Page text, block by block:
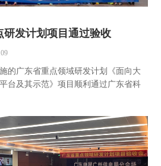
研发计划项目通过验收
的广东省重点领域研发计划《面向大
台及其示范》项目顺利通过广东省科